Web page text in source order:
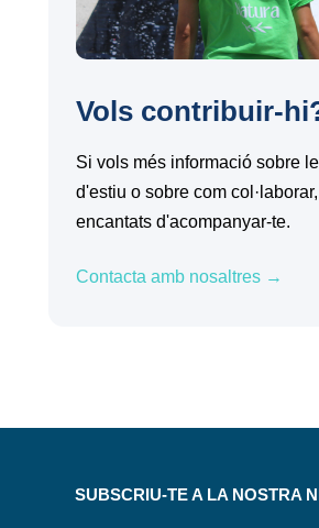
Vols contribuir-
Si vols més informació sobre
d'estiu o sobre com
encantats d'acompanyar-te.
Contacta amb nosaltres →
SUBSCRIU-TE A LA NOSTRA